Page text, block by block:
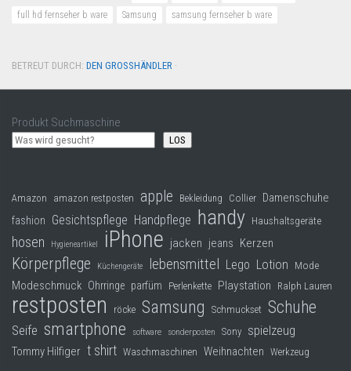
full hd fernseher b ware
Samsung samsung fernseher b ware
BETREUT DURCH: DEN GROSSHÄNDLER ·
Produkt Suchmaschine
LOS
Amazon amazon restposten apple Bekleidung Collier Damenschuhe
fashion Gesichtspflege Handpflege handy Haushaltsgeräte
hosen Hygieneartikel iPhone jacken jeans Kerzen
Körperpflege Küchengeräte lebensmittel Lego Lotion Mode
Modeschmuck Ohrringe parfüm Perlenkette Playstation Ralph Lauren
restposten röcke Samsung Schmuckset Schuhe
Seife smartphone software sonderposten Sony spielzeug
Tommy Hilfiger t shirt Waschmaschinen Weihnachten Werkzeug